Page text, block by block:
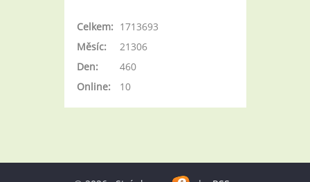
Online: 10
Celkem: 1713693
Měsíc:
21306
Den:
460